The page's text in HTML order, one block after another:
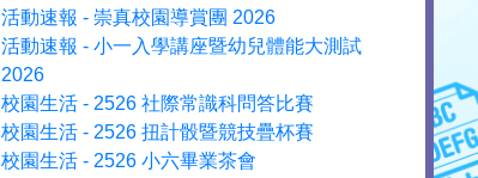
活動速報 - 崇真校園導賞團 2026
活動速報 - 小一入學講座暨幼兒體能大測試
2026
校園生活 - 2526 社際常識科問答比賽
校園生活 - 2526 扭計骰暨競技疊杯賽
校園生活 - 2526 小六畢業茶會